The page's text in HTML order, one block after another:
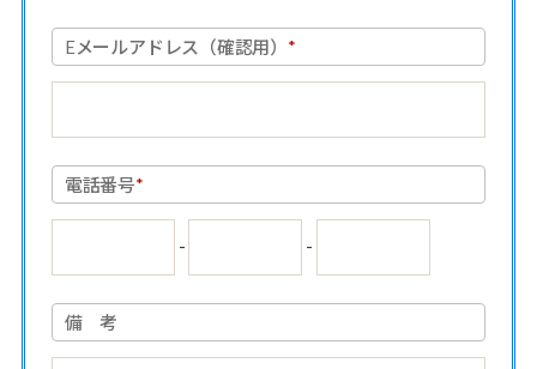
Eメールアドレス（確認用） *
電話番号*
- -
備 考